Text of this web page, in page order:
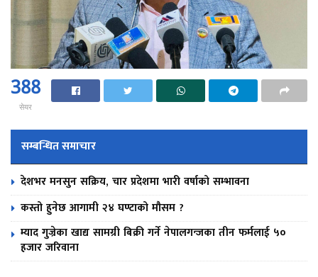
388
सेयर
सम्बन्धित समाचार
देशभर मनसुन सक्रिय, चार प्रदेशमा भारी वर्षाको सम्भावना
कस्तो हुनेछ आगामी २४ घण्टाको मौसम ?
म्याद गुज्रेका खाद्य सामग्री बिक्री गर्ने नेपालगन्जका तीन फर्मलाई ५०
हजार जरिवाना